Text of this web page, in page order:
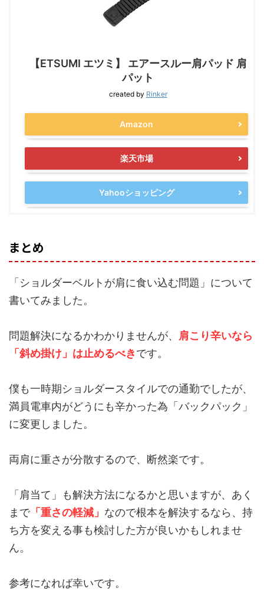
【ETSUMI エツミ】 エアースルー肩パッド 肩
パット
created by Rinker
Amazon
楽天市場
Yahooショッピング
まとめ
「ショルダーベルトが肩に食い込む問題」について
書いてみました。
問題解決になるかわかりませんが、 肩こり辛いなら
「斜め掛け」は止めるべきです。
僕も一時期ショルダースタイルでの通勤でしたが、
満員電車内がどうにも辛かった為「バックパック」
に変更しました。
両肩に重さが分散するので、断然楽です。
「肩当て」も解決方法になるかと思いますが、あく
まで「重さの軽減」 なので根本を解決するなら、持
ち方を変える事も検討した方が良いかもしれませ
ん。
参考になれば幸いです。